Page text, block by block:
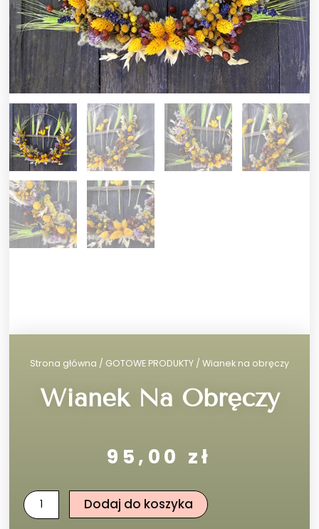
Strona główna / GOTOWE PRODUKTY / Wianek na obręczy
Wianek Na Obręczy
95,00 zł
ilość
Wianek
Dodaj do koszyka